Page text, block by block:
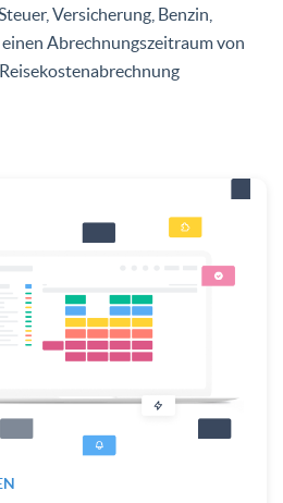
Versicherung, Benzin,
Abrechnungszeitraum von